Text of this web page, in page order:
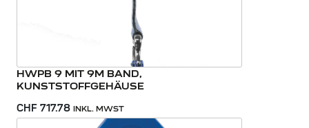
HWPB 9 MIT 9M BAND,
KUNSTSTOFFGEHÄUSE
CHF 717.78 INKL. MWST